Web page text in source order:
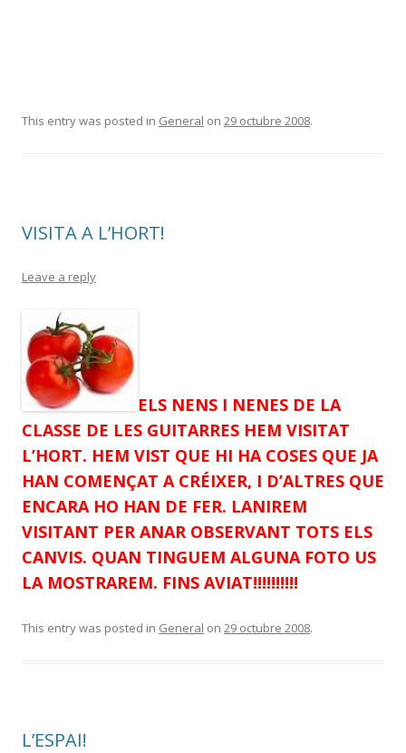
This entry was posted in General on 29 octubre 2008.
VISITA A L’HORT!
Leave a reply
ELS NENS I NENES DE LA
CLASSE DE LES GUITARRES HEM VISITAT
L’HORT. HEM VIST QUE HI HA COSES QUE JA
HAN COMENÇAT A CRÉIXER, I D’ALTRES QUE
ENCARA HO HAN DE FER. LANIREM
VISITANT PER ANAR OBSERVANT TOTS ELS
CANVIS. QUAN TINGUEM ALGUNA FOTO US
LA MOSTRAREM. FINS AVIAT!!!!!!!!!!
This entry was posted in General on 29 octubre 2008.
L’ESPAI!